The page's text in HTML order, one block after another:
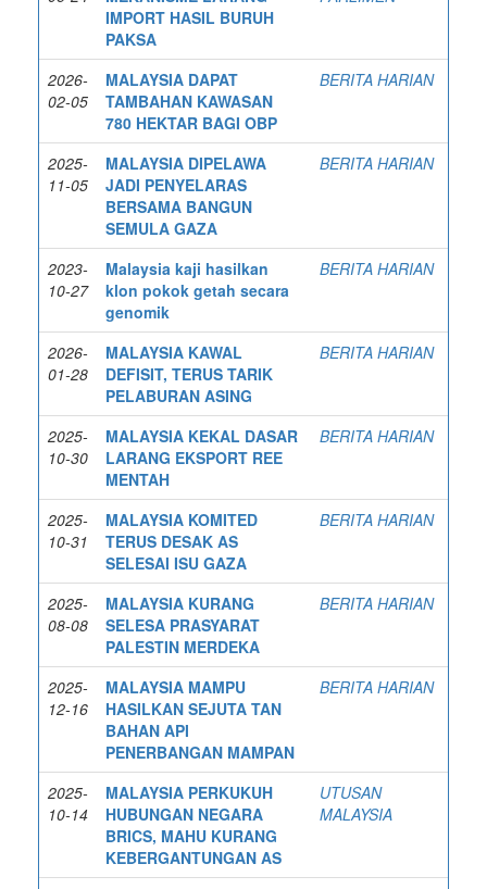
IMPORT HASIL BURUH
PAKSA
2026-
02-05
MALAYSIA DAPAT
TAMBAHAN KAWASAN
780 HEKTAR BAGI OBP
BERITA HARIAN
2025-
11-05
MALAYSIA DIPELAWA
JADI PENYELARAS
BERSAMA BANGUN
SEMULA GAZA
BERITA HARIAN
2023-
10-27
Malaysia kaji hasilkan
klon pokok getah secara
genomik
BERITA HARIAN
2026-
01-28
MALAYSIA KAWAL
DEFISIT, TERUS TARIK
PELABURAN ASING
BERITA HARIAN
2025-
10-30
MALAYSIA KEKAL DASAR
LARANG EKSPORT REE
MENTAH
BERITA HARIAN
2025-
10-31
MALAYSIA KOMITED
TERUS DESAK AS
SELESAI ISU GAZA
BERITA HARIAN
2025-
08-08
MALAYSIA KURANG
SELESA PRASYARAT
PALESTIN MERDEKA
BERITA HARIAN
2025-
12-16
MALAYSIA MAMPU
HASILKAN SEJUTA TAN
BAHAN API
PENERBANGAN MAMPAN
BERITA HARIAN
2025-
10-14
MALAYSIA PERKUKUH
HUBUNGAN NEGARA
BRICS, MAHU KURANG
KEBERGANTUNGAN AS
UTUSAN
MALAYSIA